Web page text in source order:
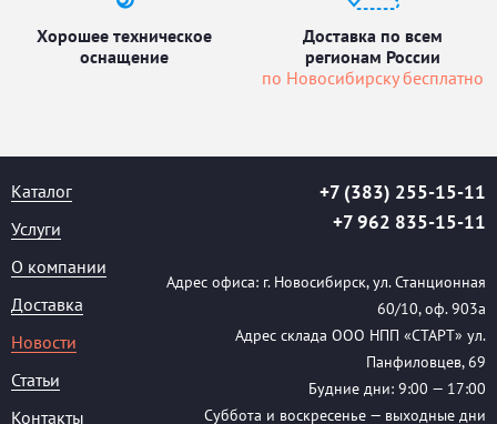
Хорошее техническое
оснащение
Доставка по всем
регионам России
по Новосибирску бесплатно
Каталог
Услуги
О компании
Доставка
Новости
Статьи
Контакты
+7 (383) 255-15-11
+7 962 835-15-11
Адрес офиса: г. Новосибирск, ул. Станционная
60/10, оф. 903а
Адрес склада ООО НПП «СТАРТ» ул.
Панфиловцев, 69
Будние дни: 9:00 — 17:00
Суббота и воскресенье — выходные дни